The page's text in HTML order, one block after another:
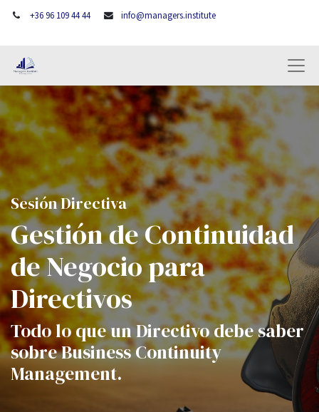
+36 96 109 44 44 info@managers.institute
Sesión Directiva
Gestión de Continuidad
de Negocio para
Directivos
Todo lo que un Directivo debe saber
sobre Business Continuity
Management.